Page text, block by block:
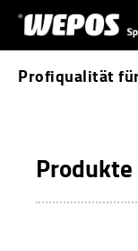
Zum Hauptinhalt
Profiqualität